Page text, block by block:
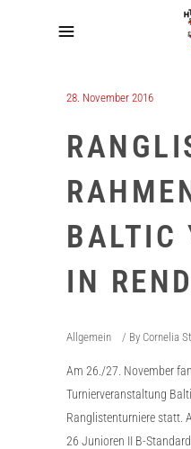
28. November 2016
BALTIC
IN
Allgemein By Cornelia
Am 26./27. November
Turnierveranstaltung
Ranglistenturniere statt.
26 Junioren II B-